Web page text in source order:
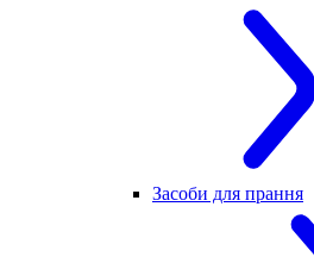
Засоби для прання